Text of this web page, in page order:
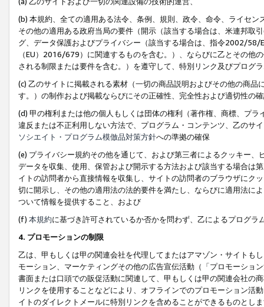
(b) 本規約、全ての適用ある法令、条例、規則、政令、命令、ライセ
その他の適用ある政府当局の要件（開示（該当する場合は、米連邦取
グ、データ保護およびプライバシー（該当する場合は、指令2002/58/
（EU）2016/679）に関連するものを含む。）、ならびに乙とその他
される制限または要件を含む。）を遵守して、特別リンク及びプログ
(c) 乙のサイトに掲載される素材（一切の商品説明およびその他の商
す。）の制作および掲載ならびにその正確性、完全性および適切性の
(d) 甲の権利または他の個人もしくは団体の権利（著作権、商標、プ
違反または不正利用しない方法で、プログラム・コンテンツ、乙のサ
ソシエイト・プログラム模倣品対策方針への準拠の確保
(e) プライバシー規約その他を通じて、および第三者によるクッキー
データを収集、使用、保管および開示する方法および該当する場合は
イトの訪問者から直接情報を収集し、サイトの訪問者のブラウザにク
切に開示し、その他の適用法の法的要件を満たし、ならびに適用法に
ついて情報を提供すること、および
(f) 本規約に基づき許可されているか否かを問わず、乙によるプログ
4. プロモーションの制限
乙は、甲もしくは甲の関連会社を代理してまたはアマゾン・サイトも
モーション、マーケティングその他の広告宣伝活動（「プロモーショ
書面または口頭での販促活動に関連して、甲もしくは甲の関連会社の
リンクを使用することなどにより、オフラインでのプロモーション活
イトのダイレクトメールに特別リンクを含めることができるものとし